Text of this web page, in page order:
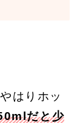
はりホッ
だと少